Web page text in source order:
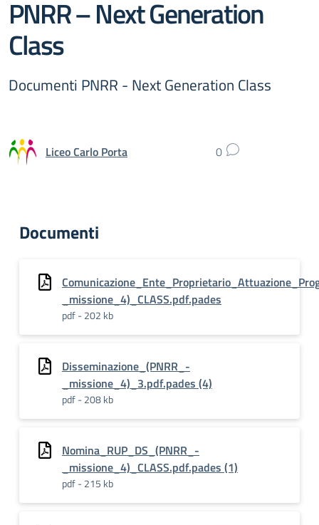
PNRR – Next Generation
Class
Documenti PNRR - Next Generation Class
Liceo Carlo Porta 0
Documenti
_missione_4)_CLASS.pdf.pades
pdf - 202 kb
Disseminazione_(PNRR_-
_missione_4)_3.pdf.pades (4)
pdf - 208 kb
Nomina_RUP_DS_(PNRR_-
_missione_4)_CLASS.pdf.pades (1)
pdf - 215 kb